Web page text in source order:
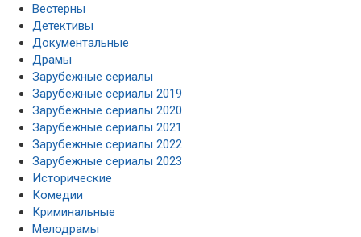
Вестерны
Детективы
Документальные
Драмы
Зарубежные сериалы
Зарубежные сериалы 2019
Зарубежные сериалы 2020
Зарубежные сериалы 2021
Зарубежные сериалы 2022
Зарубежные сериалы 2023
Исторические
Комедии
Криминальные
Мелодрамы